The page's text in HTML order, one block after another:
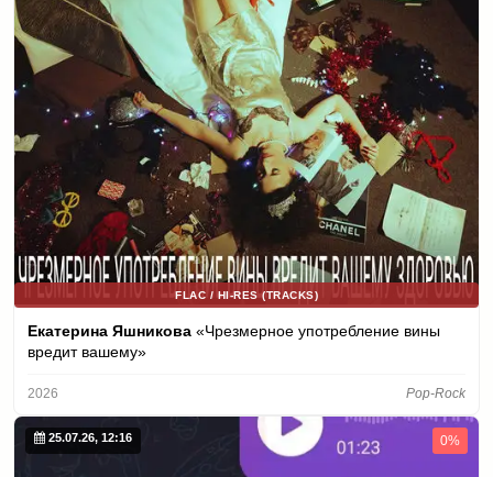
FLAC / HI-RES (TRACKS)
Екатерина Яшникова «Чрезмерное употребление вины
вредит вашему»
2026 Pop-Rock
25.07.26, 12:16 0%